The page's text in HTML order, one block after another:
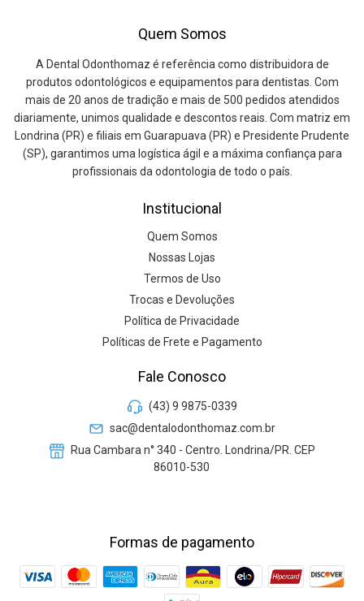
Quem Somos
A Dental Odonthomaz é referência como distribuidora de
produtos odontológicos e equipamentos para dentistas. Com
mais de 20 anos de tradição e mais de 500 pedidos atendidos
diariamente, unimos qualidade e descontos reais. Com matriz em
Londrina (PR) e filiais em Guarapuava (PR) e Presidente Prudente
(SP), garantimos uma logística ágil e a máxima confiança para
profissionais da odontologia de todo o país.
Institucional
Quem Somos
Nossas Lojas
Termos de Uso
Trocas e Devoluções
Política de Privacidade
Políticas de Frete e Pagamento
Fale Conosco
(43) 9 9875-0339
sac@dentalodonthomaz.com.br
Rua Cambara n° 340 - Centro. Londrina/PR. CEP
86010-530
Formas de pagamento